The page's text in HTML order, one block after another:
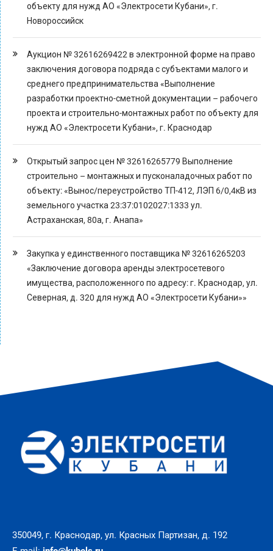
объекту для нужд АО «Электросети Кубани», г.
Новороссийск
Аукцион № 32616269422 в электронной форме на право
заключения договора подряда с субъектами малого и
среднего предпринимательства «Выполнение
разработки проектно-сметной документации – рабочего
проекта и строительно-монтажных работ по объекту для
нужд АО «Электросети Кубани», г. Краснодар
Открытый запрос цен № 32616265779 Выполнение
строительно – монтажных и пусконаладочных работ по
объекту: «Вынос/переустройство ТП-412, ЛЭП 6/0,4кВ из
земельного участка 23:37:0102027:1333 ул.
Астраханская, 80а, г. Анапа»
Закупка у единственного поставщика № 32616265203
«Заключение договора аренды электросетевого
имущества, расположенного по адресу: г. Краснодар, ул.
Северная, д. 320 для нужд АО «Электросети Кубани»»
350049, г. Краснодар, ул. Красных Партизан, д. 192